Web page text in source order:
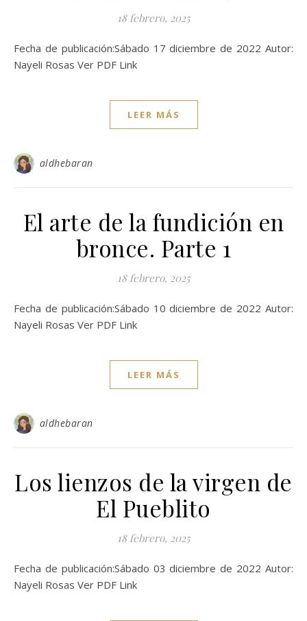
18 febrero, 2025
Fecha de publicación:Sábado 17 diciembre de 2022 Autor:
Nayeli Rosas Ver PDF Link
LEER MÁS
aldhebaran
El arte de la fundición en
bronce. Parte 1
18 febrero, 2025
Fecha de publicación:Sábado 10 diciembre de 2022 Autor:
Nayeli Rosas Ver PDF Link
LEER MÁS
aldhebaran
Los lienzos de la virgen de
El Pueblito
18 febrero, 2025
Fecha de publicación:Sábado 03 diciembre de 2022 Autor:
Nayeli Rosas Ver PDF Link